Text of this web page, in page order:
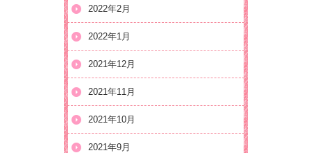
2022年2月
2022年1月
2021年12月
2021年11月
2021年10月
2021年9月